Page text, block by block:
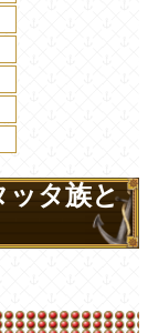
ッタ族と